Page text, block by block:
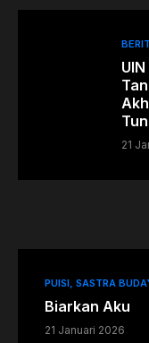
21
PUISI SASTRA
Biarkan Aku
21 Januari 2026